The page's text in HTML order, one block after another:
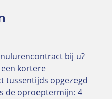
bij u?
kortere
tussentijds opgezegd
de oproeptermijn: 4